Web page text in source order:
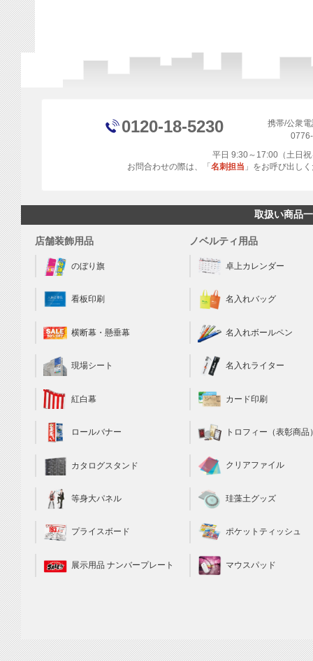
0120-18-5230
携帯/公衆
平日 9:30～17:00（土日
お問合わせの際は、「 名刺担当 」をお呼び出し
取扱い商品
店舗装飾用品
のぼり旗
看板印刷
横断幕・懸垂幕
現場シート
紅白幕
ロールバナー
カタログスタンド
等身大パネル
プライスボード
展示用品 ナンバープレート
ノベルティ用品
卓上カレンダー
名入れバッグ
名入れボールペン
名入れライター
カード印刷
トロフィー（表彰商品
クリアファイル
珪藻土グッズ
ポケットティッシュ
マウスパッド